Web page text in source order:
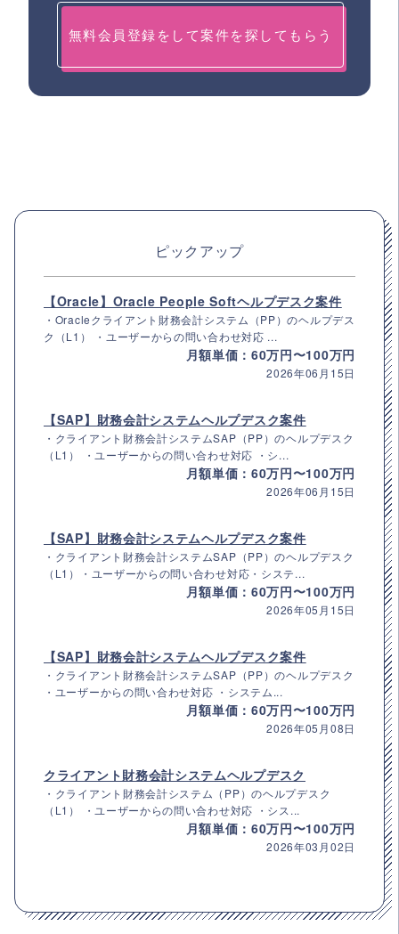
無料会員登録をして案件を探してもらう
ピックアップ
【Oracle】Oracle People Softヘルプデスク案件
・Oracleクライアント財務会計システム（PP）のヘルプデス
ク（L1） ・ユーザーからの問い合わせ対応 ...
月額単価：60万円〜100万円
2026年06月15日
【SAP】財務会計システムヘルプデスク案件
・クライアント財務会計システムSAP（PP）のヘルプデスク
（L1） ・ユーザーからの問い合わせ対応 ・シ...
月額単価：60万円〜100万円
2026年06月15日
【SAP】財務会計システムヘルプデスク案件
・クライアント財務会計システムSAP（PP）のヘルプデスク
（L1）・ユーザーからの問い合わせ対応・システ...
月額単価：60万円〜100万円
2026年05月15日
【SAP】財務会計システムヘルプデスク案件
・クライアント財務会計システムSAP（PP）のヘルプデスク
・ユーザーからの問い合わせ対応 ・システム...
月額単価：60万円〜100万円
2026年05月08日
クライアント財務会計システムヘルプデスク
・クライアント財務会計システム（PP）のヘルプデスク
（L1） ・ユーザーからの問い合わせ対応 ・シス...
月額単価：60万円〜100万円
2026年03月02日